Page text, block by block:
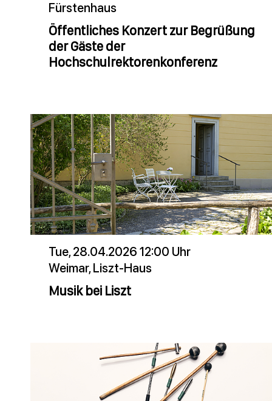
Fürstenhaus
Öffentliches Konzert zur Begrüßung
der Gäste der
Hochschulrektorenkonferenz
Tue, 28.04.2026 12:00 Uhr
Weimar, Liszt-Haus
Musik bei Liszt